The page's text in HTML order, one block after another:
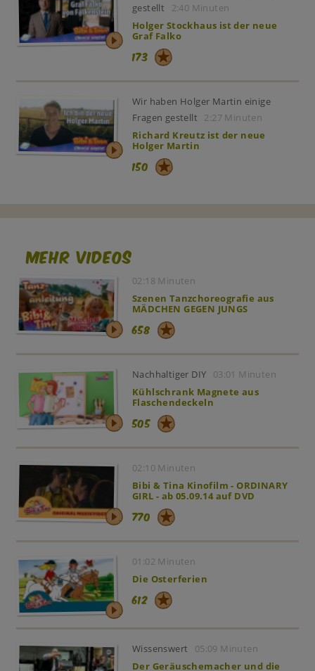
gestellt
2:40 Minuten
Holger Stockhaus ist der neue
Graf Falko
173
Wir haben Holger Martin einige
Fragen gestellt
2:27 Minuten
Richard Kreutz ist der neue
Holger Martin
150
Mehr Videos
02:18 Minuten
Szenen Tanzchoreografie aus
MÄDCHEN GEGEN JUNGS
658
Nachhaltiger DIY
03:01 Minuten
Kühlschrank Magnete aus
Flaschendeckeln
505
02:10 Minuten
Bibi & Tina Kinofilm - ORDINARY
GIRL - ab 05.09.14 auf DVD
770
01:02 Minuten
Die Osterferien
612
Wissenswert
05:09 Minuten
Der Geräuschemacher und die